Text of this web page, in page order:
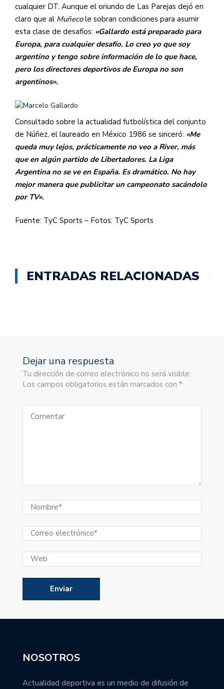
cualquier DT. Aunque el oriundo de Las Parejas dejó en
claro que al Muñecole sobran condiciones para asumir
esta clase de desafíos: «Gallardo está preparado para
Europa, para cualquier desafío. Lo creo yo que soy
argentino y tengo sobre información de lo que hace,
pero los directores deportivos de Europa no son
argentinos».
Consultado sobre la actualidad futbolística del conjunto
de Núñez, el laureado en México 1986 se sinceró: «Me
queda muy lejos, prácticamente no veo a River, más
que en algún partido de Libertadores. La Liga
Argentina no se ve en España. Es dramático. No hay
mejor manera que publicitar un campeonato sacándolo
por TV».
Fuente: TyC Sports – Fotos: TyC Sports
ENTRADAS RELACIONADAS
Dejar una respuesta
Tu dirección de correo electrónico no será visible.
Los campos obligatorios están marcados con *
NOSOTROS
Actualidad deportiva es un medio de difusión de